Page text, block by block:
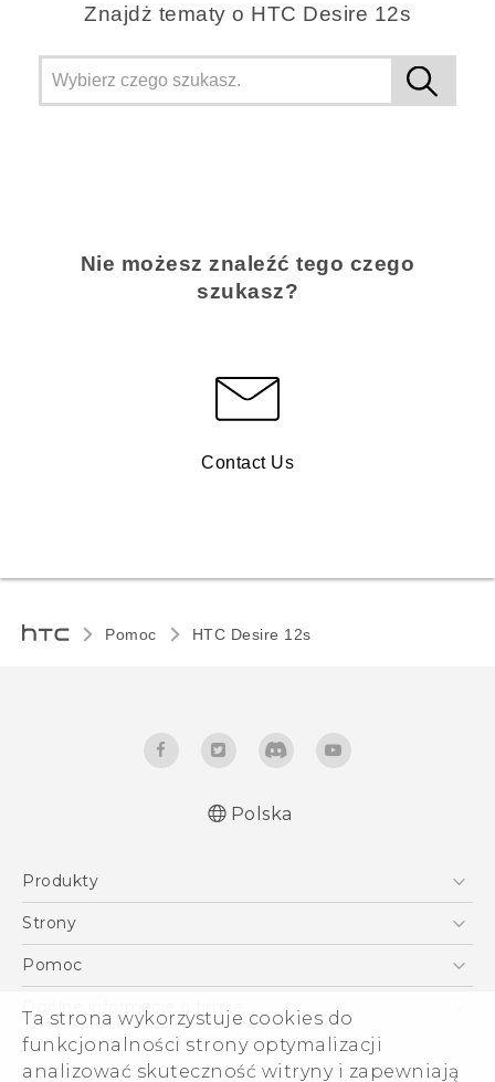
Ta strona wykorzystuje cookies do
funkcjonalności strony optymalizacji
analizować skuteczność witryny i zapewniają
Znajdż tematy o HTC Desire 12s
Nie możesz znaleźć tego czego
szukasz?
Contact Us
Pomoc HTC Desire 12s‎
Polish - Wytyczne dotyczące bezpieczeństwa i
English - User manual
English - Safety and regulatory guide
Polska
Produkty
Smartfony
VIVE
Akcesoria
Strony
HTC Vive
Pomoc
Pomoc E-commerce
Ogólne informacje o firmie
ESG